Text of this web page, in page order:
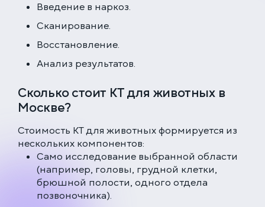
Введение в наркоз.
Сканирование.
Восстановление.
Анализ результатов.
Сколько стоит КТ для животных в
Москве?
Стоимость КТ для животных формируется из
нескольких компонентов:
Само исследование выбранной области
(например, головы, грудной клетки,
брюшной полости, одного отдела
позвоночника).